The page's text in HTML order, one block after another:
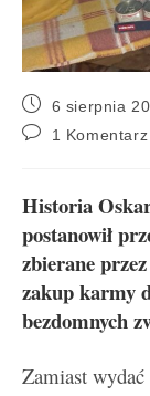
6 sierpnia
1 Komentarz
Historia
postanowił
zbierane
zakup karmy
bezdomnych
Zamiast wydać